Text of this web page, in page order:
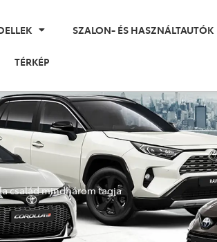
SZALON- ÉS HASZNÁLTAUTÓK
TÉRKÉP
család mindhárom tagja